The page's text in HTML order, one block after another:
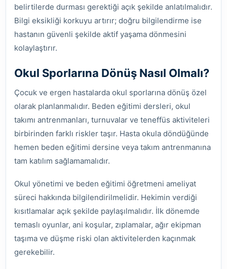
belirtilerde durması gerektiği açık şekilde anlatılmalıdır.
Bilgi eksikliği korkuyu artırır; doğru bilgilendirme ise
hastanın güvenli şekilde aktif yaşama dönmesini
kolaylaştırır.
Okul Sporlarına Dönüş Nasıl Olmalı?
Çocuk ve ergen hastalarda okul sporlarına dönüş özel
olarak planlanmalıdır. Beden eğitimi dersleri, okul
takımı antrenmanları, turnuvalar ve teneffüs aktiviteleri
birbirinden farklı riskler taşır. Hasta okula döndüğünde
hemen beden eğitimi dersine veya takım antrenmanına
tam katılım sağlamamalıdır.
Okul yönetimi ve beden eğitimi öğretmeni ameliyat
süreci hakkında bilgilendirilmelidir. Hekimin verdiği
kısıtlamalar açık şekilde paylaşılmalıdır. İlk dönemde
temaslı oyunlar, ani koşular, zıplamalar, ağır ekipman
taşıma ve düşme riski olan aktivitelerden kaçınmak
gerekebilir.